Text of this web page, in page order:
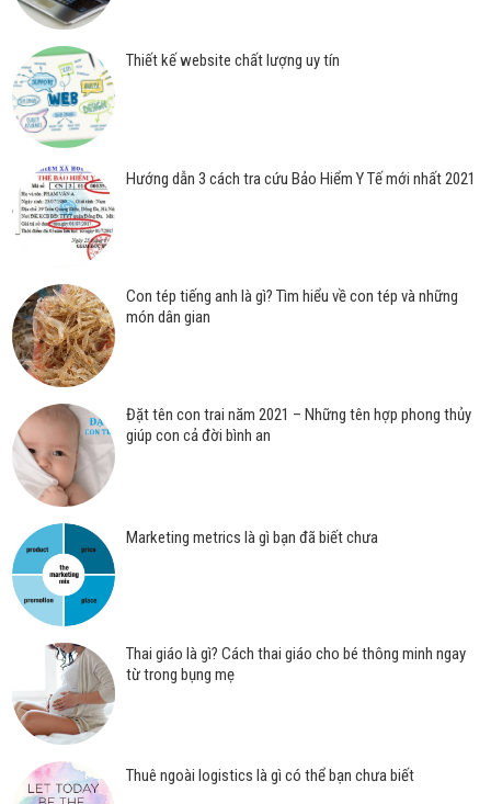
Thiết kế website chất lượng uy tín
Hướng dẫn 3 cách tra cứu Bảo Hiểm Y Tế mới nhất 2021
Con tép tiếng anh là gì? Tìm hiểu về con tép và những
món dân gian
Đặt tên con trai năm 2021 – Những tên hợp phong thủy
giúp con cả đời bình an
Marketing metrics là gì bạn đã biết chưa
Thai giáo là gì? Cách thai giáo cho bé thông minh ngay
từ trong bụng mẹ
Thuê ngoài logistics là gì có thể bạn chưa biết